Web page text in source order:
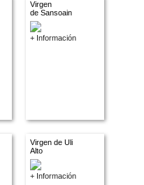
Virgen
de Sansoain
+ Información
Virgen de Uli
Alto
+ Información